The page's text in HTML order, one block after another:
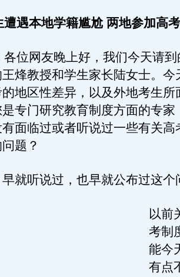
遭遇本地学籍尴尬 两地参加高
位网友晚上好，我们今天请到
烽教授和学生家长陆女士。今
地区性差异，以及外地考生所
专门研究教育制度方面的专家
面临过或者听说过一些有关高
题？
听说过，也早就公布过这个
以前
考制
能今
有点